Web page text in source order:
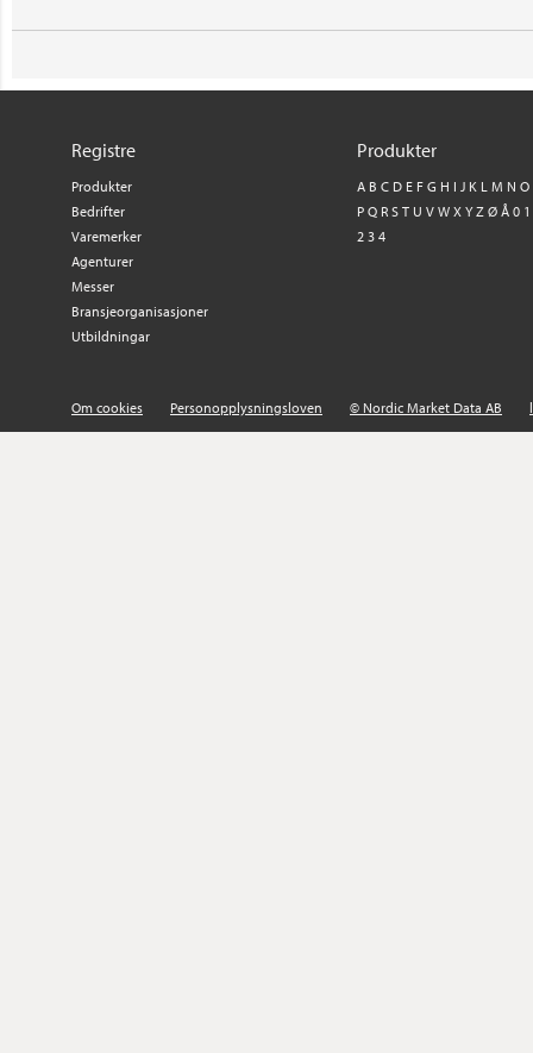
Registre
Produkter
Bedrifter
Varemerker
Agenturer
Messer
Bransjeorganisasjoner
Utbildningar
Produkter
A B C D E F G H I J K L M N O
P Q R S T U V W X Y Z Ø Å 0 1
2 3 4
Om cookies Personopplysningsloven © Nordic Market Data AB